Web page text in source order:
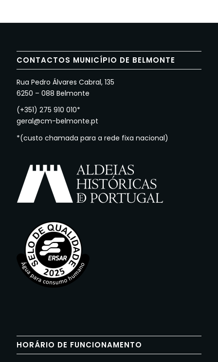
CONTACTOS MUNICÍPIO DE BELMONTE
Rua Pedro Álvares Cabral, 135
6250 – 088 Belmonte
(+351) 275 910 010*
geral@cm-belmonte.pt
*(custo chamada para a rede fixa nacional)
HORÁRIO DE FUNCIONAMENTO